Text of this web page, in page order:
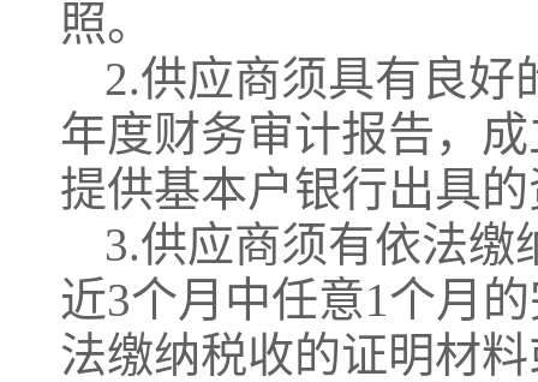
照。
2.供应商须具有良好
年度财务审计报告，
提供基本户银行出具
3.供应商须有依法
近3个月中任意1个月
法缴纳税收的证明材